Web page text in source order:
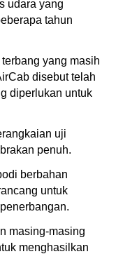
udara yang
tahun
yang masih
disebut telah
diperlukan untuk
uji
penuh.
berbahan
untuk
masing-masing
menghasilkan